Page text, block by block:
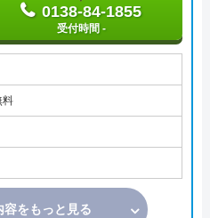
0138-84-1855
受付時間 -
料
容をもっと見る